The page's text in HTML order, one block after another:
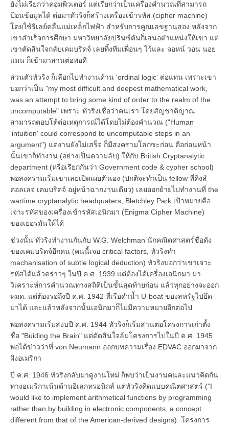
ยังไม่เรียกว่าคอมพิวเตอร์ แต่เรียกว่าเป็นเครื่องคำนวณที่สามารถ
ป้อนข้อมูลได้ ต่อมาทัวริงก็สร้างเครื่องเข้ารหัส (cipher machine)
โดยใช้รีเลย์คลื่นแม่เหล็กไฟฟ้า สำหรับการคูณเลขฐานสอง หลังจาก
เขาสำเร็จการศึกษา มหาวิทยาลัยปรินซ์ตันก็เสนอตำแหน่งให้เขา แต่
เขาตัดสินใจกลับเคมบริดจ์ เลยทิ้งทีมเพื่อนๆ ไว้และ จอหน์ วอน นอย
แมน ก็เข้ามาสานต่อพอดี
ส่วนตัวทัวริง ก็เลือกไปทำงานด้าน 'ordinal logic' ต่อแทน เพราะเขา
บอกว่าเป็น "my most difficult and deepest mathematical work,
was an attempt to bring some kind of order to the realm of the
uncomputable" เพราะ ทัวริงเชื่อว่าคนเรา โดยสัญชาติญาณ
สามารถตอบโต้ต่อเหตุการณ์ได้โดยไม่ต้องคำนวณ ("Human
'intuition' could correspond to uncomputable steps in an
argument") แต่งานยังไม่เสร็จ ก็มีสงครามโลกซะก่อน คือก่อนหน้า
นั้นเขาก็ทำงาน (อย่างเป็นความลับ) ให้กับ British Cryptanalytic
department (หรือเรียกกันว่า Government code & cypher school)
พอสงครามเริ่มเขาเลยเปิดเผยตัวเอง (ปกติจะทำเป็น fellow ที่คิงส์
คอลเลจ เคมบริดจ์ อยู่หน้าฉากงานเดียว) เลยออกย้ายไปทำงานที่ the
wartime cryptanalytic headquaters, Bletchley Park เป้าหมายคือ
เจาะรหัสของเครื่องเข้ารหัสเอนิกมา (Enigma Cipher Machine)
ของเยอรมันให้ได้
ช่วงนั้น ทัวริงทำงานกันกับ W.G. Welchman นักคณิตศาสตร์ชื่อดัง
ของเคมบริดจ์อีกคน (คนนี้เจอ critical factors, ทัวริงทำ
machanisation of subtle logical deduction) ทัวริงบอกว่าเขาเจาะ
รหัสได้แล้วคร่าวๆ ในปี ค.ศ. 1939 แต่ต้องได้เครื่องเอนิกมา มา
วิเคราะห์การคำนวณทางสถิติเป็นขั้นสุดท้ายก่อน แล้วทุกอย่างจะออก
หมด. แต่ต้องรอถึงปี ค.ศ. 1942 ที่เรือดำน้ำ U-boat ของสหรัฐไปยึด
มาได้ และแล้วหลังจากนั้นเอนิกมาก็ไม่มีความหมายอีกต่อไป
พอสงครามเริ่มสงบปี ค.ศ. 1944 ทัวริงก็เริ่มสานต่อโครงการเก่าตั้ง
ชื่อ "Buiding the Brain" แต่ตัดสินใจล้มโครงการไปในปี ค.ศ. 1945
พอได้ข่าวว่าที่ von Neumann ออกบทความเรื่อง EDVAC ออกมาจาก
ฝั่งอเมริกา
ปี ค.ศ. 1946 ทัวริงกลับมาดูงานใหม่ ก็พบว่าเป็นงานคนละแนวคิดกัน
ทางอเมริกาเน้นด้านอิเลกทรอนิกส์ แต่ทัวริงคิดแบบคณิตศาสตร์ ("I
would like to implement arithmetical functions by programming
rather than by building in electronic components, a concept
different from that of the American-derived designs). โครงการ